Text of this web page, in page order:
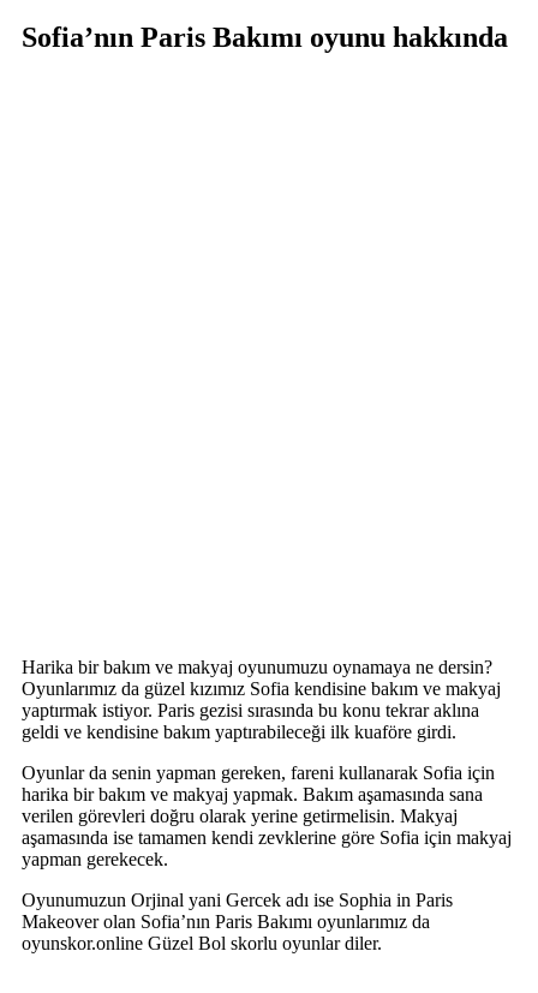
Sofia’nın Paris Bakımı oyunu hakkında
Harika bir bakım ve makyaj oyunumuzu oynamaya ne dersin?
Oyunlarımız da güzel kızımız Sofia kendisine bakım ve makyaj
yaptırmak istiyor. Paris gezisi sırasında bu konu tekrar aklına
geldi ve kendisine bakım yaptırabileceği ilk kuaföre girdi.
Oyunlar da senin yapman gereken, fareni kullanarak Sofia için
harika bir bakım ve makyaj yapmak. Bakım aşamasında sana
verilen görevleri doğru olarak yerine getirmelisin. Makyaj
aşamasında ise tamamen kendi zevklerine göre Sofia için makyaj
yapman gerekecek.
Oyunumuzun Orjinal yani Gercek adı ise Sophia in Paris
Makeover olan Sofia’nın Paris Bakımı oyunlarımız da
oyunskor.online Güzel Bol skorlu oyunlar diler.